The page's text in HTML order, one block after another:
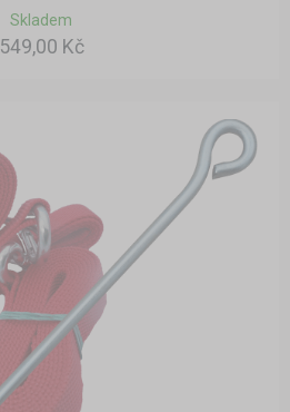
Skladem
549,00 Kč